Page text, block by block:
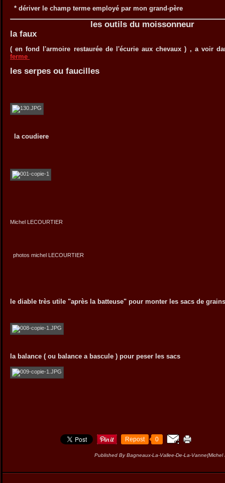
* dériver le champ terme employé par mon grand-père
les outils du moissonneur
la faux
( en fond l'armoire restaurée de l'écurie aux chevaux ) , a voir
ferme
les serpes ou faucilles
la coudiere
Michel LECOURTIER
photos michel LECOURTIER
le diable très utile "après la batteuse" pour monter les sacs de
la balance ( ou balance a bascule ) pour peser les sacs
Repost 0
Published By Bagneaux-La-Vallee-De-La-Vanne(Michel